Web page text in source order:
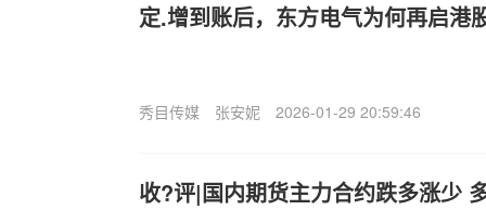
定.增到账后，东方电气为何再启港
秀目传媒 张安妮 2026-01-29 20:59:46
收?评|国内期货主力合约跌多涨少